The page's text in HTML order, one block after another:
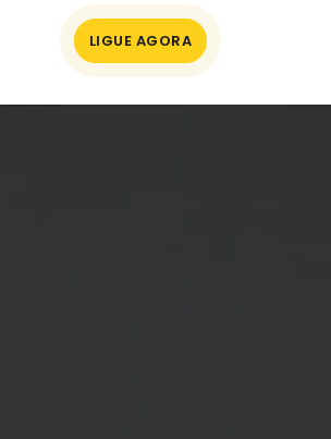
LIGUE AGORA